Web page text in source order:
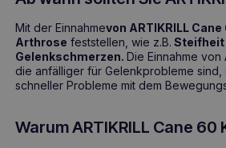
Mit der Einnahmevon ARTIKRILL
Arthrose feststellen, wie z.B. Steifheit
Gelenkschmerzen. Die Einnahme
die anfälliger für Gelenkprobleme
schneller Probleme mit dem
Warum ARTIKRILL Cane